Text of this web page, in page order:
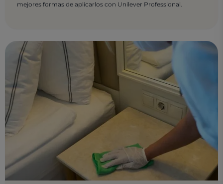
mejores formas de aplicarlos con Unilever Professional.